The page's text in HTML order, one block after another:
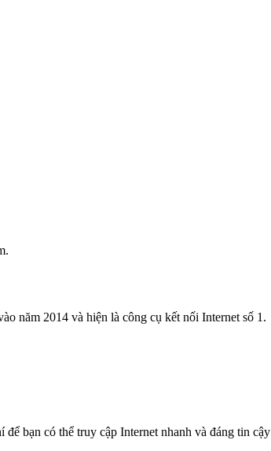
năm 2014 và hiện là công cụ kết nối Internet số 1.
bạn có thể truy cập Internet nhanh và đáng tin